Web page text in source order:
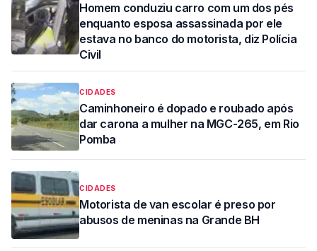
Homem conduziu carro com um dos pés
enquanto esposa assassinada por ele
estava no banco do motorista, diz Polícia
Civil
CIDADES
Caminhoneiro é dopado e roubado após
dar carona a mulher na MGC-265, em Rio
Pomba
CIDADES
Motorista de van escolar é preso por
abusos de meninas na Grande BH